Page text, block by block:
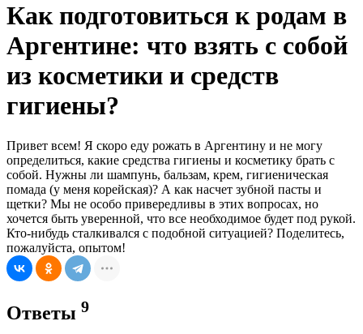
Как подготовиться к родам в
Аргентине: что взять с собой
из косметики и средств
гигиены?
Привет всем! Я скоро еду рожать в Аргентину и не могу
определиться, какие средства гигиены и косметику брать с
собой. Нужны ли шампунь, бальзам, крем, гигиеническая
помада (у меня корейская)? А как насчет зубной пасты и
щетки? Мы не особо привередливы в этих вопросах, но
хочется быть уверенной, что все необходимое будет под рукой.
Кто-нибудь сталкивался с подобной ситуацией? Поделитесь,
пожалуйста, опытом!
Ответы 9